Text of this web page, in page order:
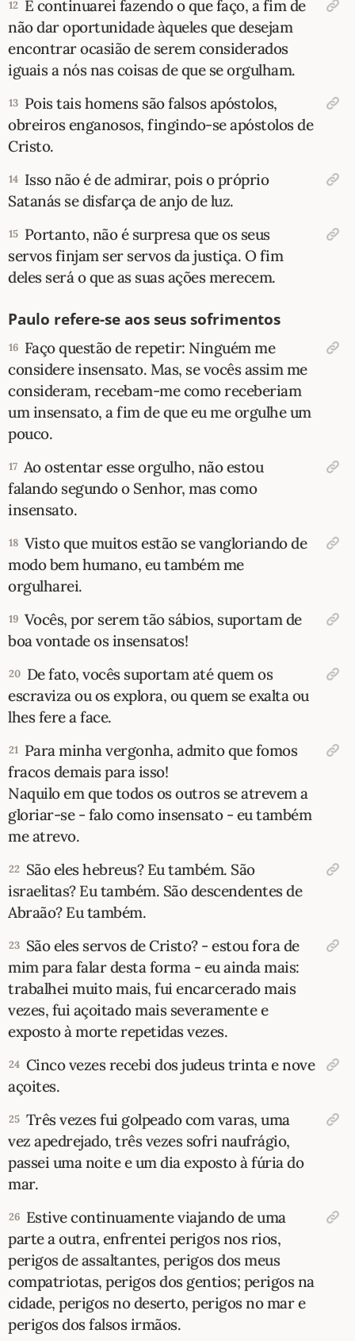
12 E continuarei fazendo o que faço, a fim de
não dar oportunidade àqueles que desejam
encontrar ocasião de serem considerados
iguais a nós nas coisas de que se orgulham.
13 Pois tais homens são falsos apóstolos,
obreiros enganosos, fingindo-se apóstolos de
Cristo.
14 Isso não é de admirar, pois o próprio
Satanás se disfarça de anjo de luz.
15 Portanto, não é surpresa que os seus
servos finjam ser servos da justiça. O fim
deles será o que as suas ações merecem.
Paulo refere-se aos seus sofrimentos
16 Faço questão de repetir: Ninguém me
considere insensato. Mas, se vocês assim me
consideram, recebam-me como receberiam
um insensato, a fim de que eu me orgulhe um
pouco.
17 Ao ostentar esse orgulho, não estou
falando segundo o Senhor, mas como
insensato.
18 Visto que muitos estão se vangloriando de
modo bem humano, eu também me
orgulharei.
19 Vocês, por serem tão sábios, suportam de
boa vontade os insensatos!
20 De fato, vocês suportam até quem os
escraviza ou os explora, ou quem se exalta ou
lhes fere a face.
21 Para minha vergonha, admito que fomos
fracos demais para isso!
Naquilo em que todos os outros se atrevem a
gloriar-se - falo como insensato - eu também
me atrevo.
22 São eles hebreus? Eu também. São
israelitas? Eu também. São descendentes de
Abraão? Eu também.
23 São eles servos de Cristo? - estou fora de
mim para falar desta forma - eu ainda mais:
trabalhei muito mais, fui encarcerado mais
vezes, fui açoitado mais severamente e
exposto à morte repetidas vezes.
24 Cinco vezes recebi dos judeus trinta e nove
açoites.
25 Três vezes fui golpeado com varas, uma
vez apedrejado, três vezes sofri naufrágio,
passei uma noite e um dia exposto à fúria do
mar.
26 Estive continuamente viajando de uma
parte a outra, enfrentei perigos nos rios,
perigos de assaltantes, perigos dos meus
compatriotas, perigos dos gentios; perigos na
cidade, perigos no deserto, perigos no mar e
perigos dos falsos irmãos.